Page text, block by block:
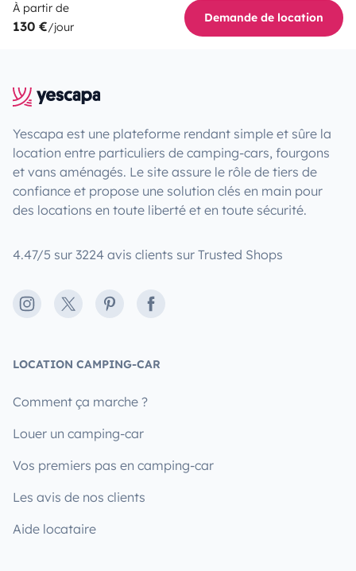
À partir de
130 €/jour
Demande de location
Yescapa est une plateforme rendant simple et sûre la
location entre particuliers de camping-cars, fourgons
et vans aménagés. Le site assure le rôle de tiers de
confiance et propose une solution clés en main pour
des locations en toute liberté et en toute sécurité.
4.47/5 sur 3224 avis clients sur Trusted Shops
Instagram
X PinterestFacebook
LOCATION CAMPING-CAR
Comment ça marche ?
Louer un camping-car
Vos premiers pas en camping-car
Les avis de nos clients
Aide locataire